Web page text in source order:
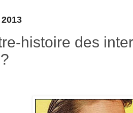
histoire des